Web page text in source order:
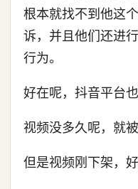
根本就找不到他这
诉，并且他们还进
行为。
好在呢，抖音平台也
视频没多久呢，就被
但是视频刚下架，